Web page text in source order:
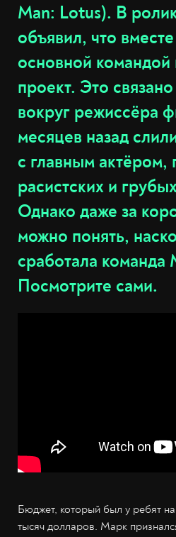
Man: Lotus). В
объявил, что
основной командой
проект. Это
вокруг режиссёра
месяцев назад
с главным актёром,
расистских и
Однако даже за
можно понять,
сработала команда
Посмотрите сами.
Бюджет, который был у ребят
тысяч долларов. Марк